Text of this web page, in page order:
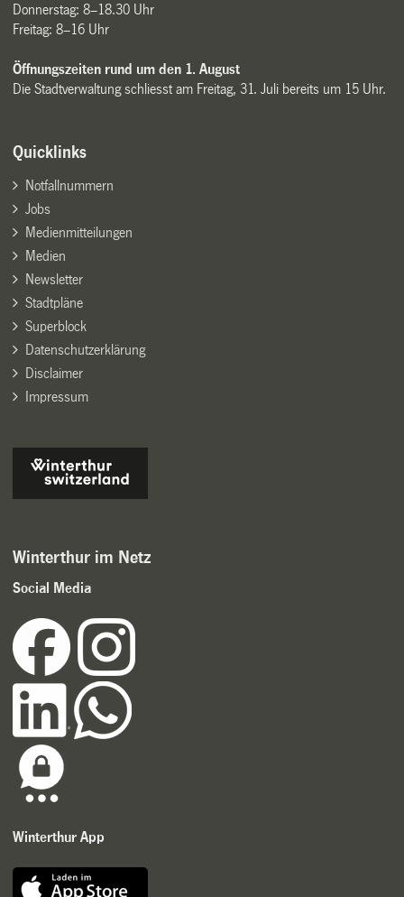
Donnerstag: 8–18.30 Uhr
Freitag: 8–16 Uhr
Öffnungszeiten rund um den 1. August
Die Stadtverwaltung schliesst am Freitag, 31. Juli bereits um 15 Uhr.
Quicklinks
Notfallnummern
Jobs
Medienmitteilungen
Medien
Newsletter
Stadtpläne
Superblock
Datenschutzerklärung
Disclaimer
Impressum
Winterthur im Netz
Social Media
Winterthur App